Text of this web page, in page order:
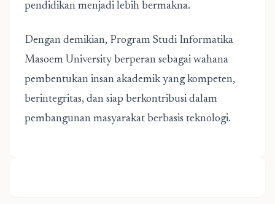
pendidikan menjadi lebih bermakna.
Dengan demikian, Program Studi Informatika
Masoem University berperan sebagai wahana
pembentukan insan akademik yang kompeten,
berintegritas, dan siap berkontribusi dalam
pembangunan masyarakat berbasis teknologi.